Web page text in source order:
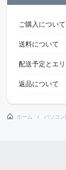
ご購入について
送料について
配送予定とエ
返品について
ホーム パソコ